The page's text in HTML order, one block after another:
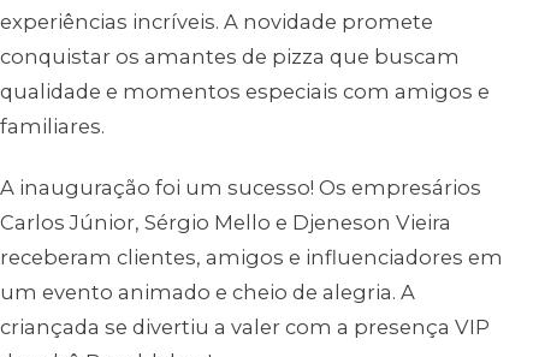
experiências incríveis. A novidade promete
conquistar os amantes de pizza que buscam
qualidade e momentos especiais com amigos e
familiares.
A inauguração foi um sucesso! Os empresários
Carlos Júnior, Sérgio Mello e Djeneson Vieira
receberam clientes, amigos e influenciadores em
um evento animado e cheio de alegria. A
criançada se divertiu a valer com a presença VIP